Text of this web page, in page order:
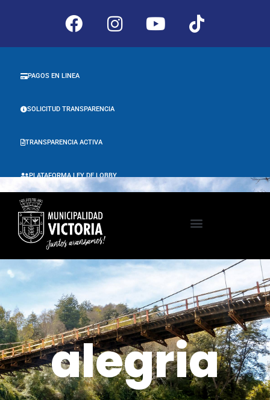
PLATAFORMA LEY DE LOBBY
TRANSPARENCIA ACTIVA
SOLICITUD TRANSPARENCIA
PAGOS EN LINEA
alegria